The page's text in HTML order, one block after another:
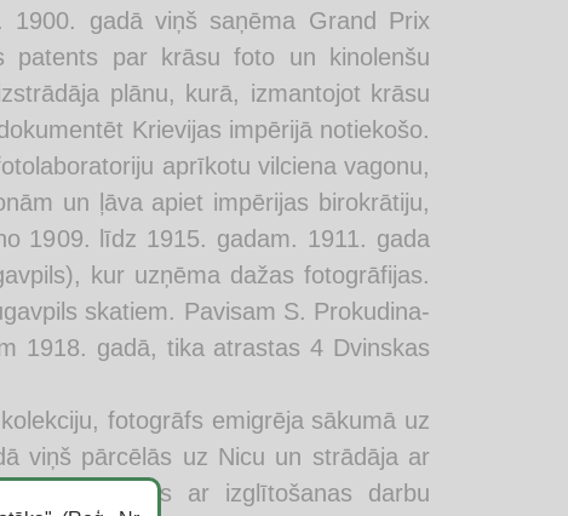
1900. gadā viņš saņēma Grand Prix
patents par krāsu foto un kinolenšu
plānu, kurā, izmantojot krāsu
Krievijas impērijā notiekošo.
aprīkotu vilciena vagonu,
un ļāva apiet impērijas birokrātiju,
1909. līdz 1915. gadam. 1911. gada
kur uzņēma dažas fotogrāfijas.
skatiem. Pavisam S. Prokudina-
1918. gadā, tika atrastas 4 Dvinskas
fotogrāfs emigrēja sākumā uz
viņš pārcēlās uz Nicu un strādāja ar
nodarbojās ar izglītošanas darbu